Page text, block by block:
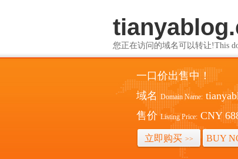
您正在访问的域名可以转让!This
一口价出售中！
域名 Domain Name:
售价 Listing Price: CNY
立即购买 >> BUY